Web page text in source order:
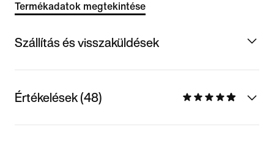
Termékadatok megtekintése
Szállítás és visszaküldések
Értékelések (48)